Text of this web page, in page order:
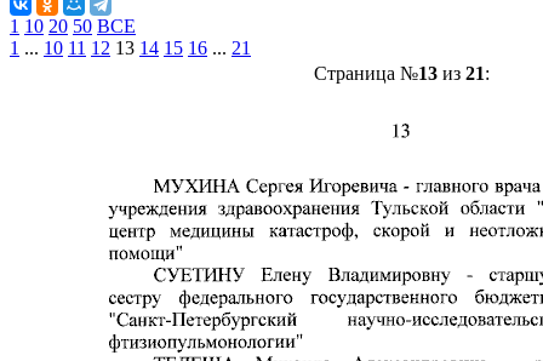
1 10 20 50 ВСЕ
1 ... 10 11 12 13 14 15 16 ... 21
Страница №13из 21: